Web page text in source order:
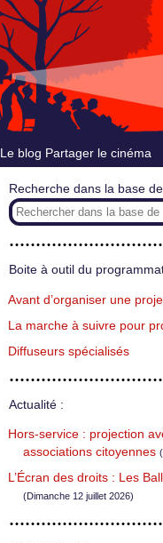
Le blog Partager le cinéma
Recherche dans la base
Boite à outil du
Avant d’organiser une
La marche à suivre pour
Diffuseurs spécialisés
Actualité :
Hors-service : projection
associations citoyennes
L’Écran des droits : Les
(Dimanche 12 juillet 2026)